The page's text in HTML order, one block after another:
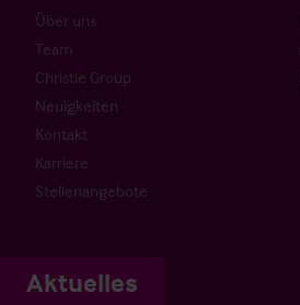
Über uns
Team
Christie Group
Neuigkeiten
Kontakt
Karriere
Stellenangebote
Aktuelles